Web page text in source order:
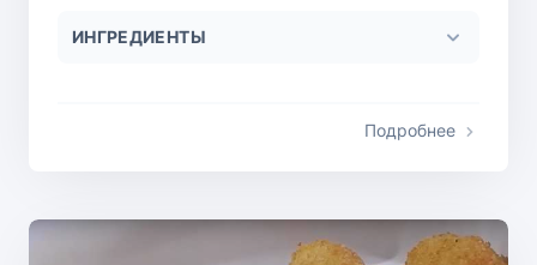
ИНГРЕДИЕНТЫ
Подробнее